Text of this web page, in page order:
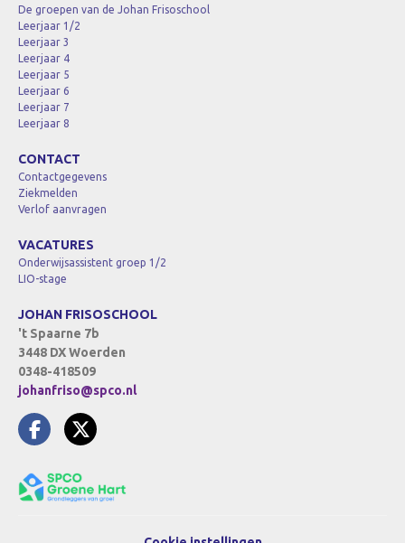
De groepen van de Johan Frisoschool
Leerjaar 1/2
Leerjaar 3
Leerjaar 4
Leerjaar 5
Leerjaar 6
Leerjaar 7
Leerjaar 8
CONTACT
Contactgegevens
Ziekmelden
Verlof aanvragen
VACATURES
Onderwijsassistent groep 1/2
LIO-stage
JOHAN FRISOSCHOOL
't Spaarne 7b
3448 DX Woerden
0348-418509
johanfriso@spco.nl